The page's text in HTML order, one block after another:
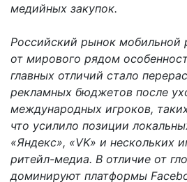
медийных закупок.
Российский рынок мобильной
от мирового рядом
главных отличий стало
рекламных бюджетов после
международных игроков,
что усилило позиции
«Яндекс», «VK» и нескольких
ритейл-медиа. В отличие от
доминируют платформы